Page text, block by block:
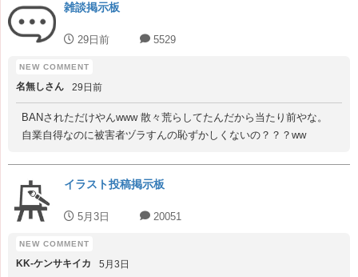
雑談掲示板
29日前 5529
名無しさん 29日前
BANされただけやんwww 散々荒らしてたんだから当たり前やな。
自業自得なのに被害者ヅラすんの恥ずかしくないの？？？ww
イラスト投稿掲示板
5月3日 20051
KK‐ケンサキイカ 5月3日